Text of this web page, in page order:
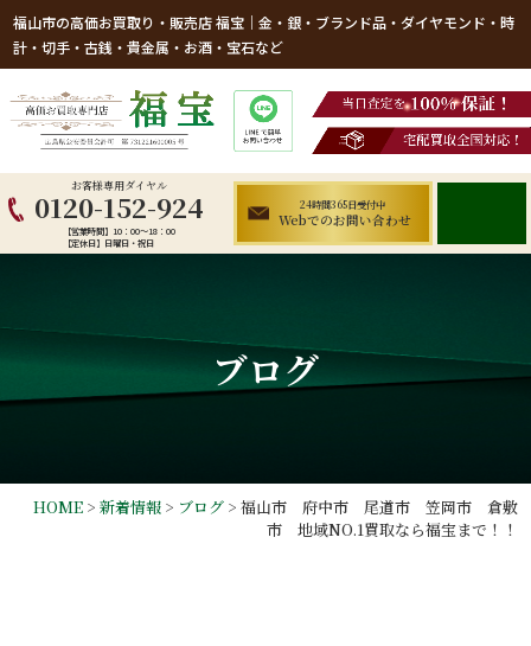
福山市の高価お買取り・販売店 福宝｜金・銀・ブランド品・ダイヤモンド・時
計・切手・古銭・貴金属・お酒・宝石など
お客様専用ダイヤル
0120-152-924
【営業時間】10：00～18：00
【定休日】日曜日・祝日
24時間365日受付中
Webでのお問い合わせ
ブログ
HOME> 新着情報> ブログ> 福山市 府中市 尾道市 笠岡市 倉敷
市 地域NO.1買取なら福宝まで！！